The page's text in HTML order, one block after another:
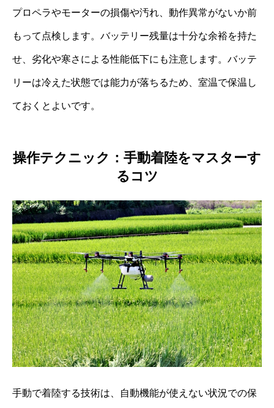
プロペラやモーターの損傷や汚れ、動作異常がないか前
もって点検します。バッテリー残量は十分な余裕を持た
せ、劣化や寒さによる性能低下にも注意します。バッテ
リーは冷えた状態では能力が落ちるため、室温で保温し
ておくとよいです。
操作テクニック：手動着陸をマスターす
るコツ
手動で着陸する技術は、自動機能が使えない状況での保